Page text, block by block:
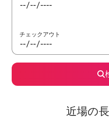
チェックアウト
近場の